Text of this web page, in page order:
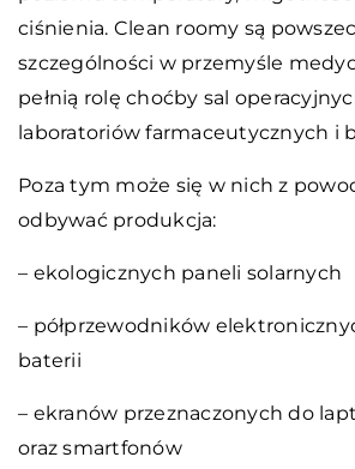
ciśnienia. Clean roomy są
szczególności w przemyśle
pełnią rolę choćby sal
laboratoriów farmaceutycznych i
Poza tym może się w nich z
odbywać produkcja:
– ekologicznych paneli solarnych
– półprzewodników
baterii
– ekranów przeznaczonych do
oraz smartfonów